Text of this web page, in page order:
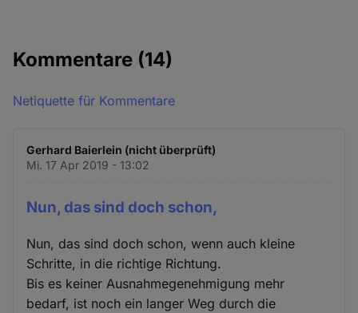
Kommentare (14)
Netiquette für Kommentare
Gerhard Baierlein (nicht überprüft)
Mi. 17 Apr 2019 - 13:02
Nun, das sind doch schon,
Nun, das sind doch schon, wenn auch kleine
Schritte, in die richtige Richtung.
Bis es keiner Ausnahmegenehmigung mehr
bedarf, ist noch ein langer Weg durch die